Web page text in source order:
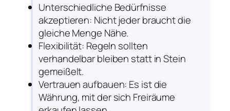
Unterschiedliche Bedürfnisse
akzeptieren: Nicht jeder braucht die
gleiche Menge Nähe.
Flexibilität: Regeln sollten
verhandelbar bleiben statt in Stein
gemeißelt.
Vertrauen aufbauen: Es ist die
Währung, mit der sich Freiräume